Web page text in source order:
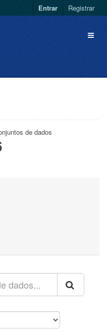
Entrar Registrar
de dados